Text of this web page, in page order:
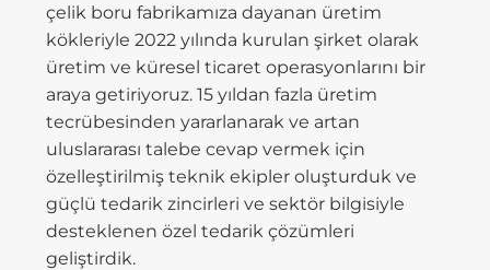
çelik boru fabrikamıza dayanan üretim
kökleriyle 2022 yılında kurulan şirket olarak
üretim ve küresel ticaret operasyonlarını bir
araya getiriyoruz. 15 yıldan fazla üretim
tecrübesinden yararlanarak ve artan
uluslararası talebe cevap vermek için
özelleştirilmiş teknik ekipler oluşturduk ve
güçlü tedarik zincirleri ve sektör bilgisiyle
desteklenen özel tedarik çözümleri
geliştirdik.